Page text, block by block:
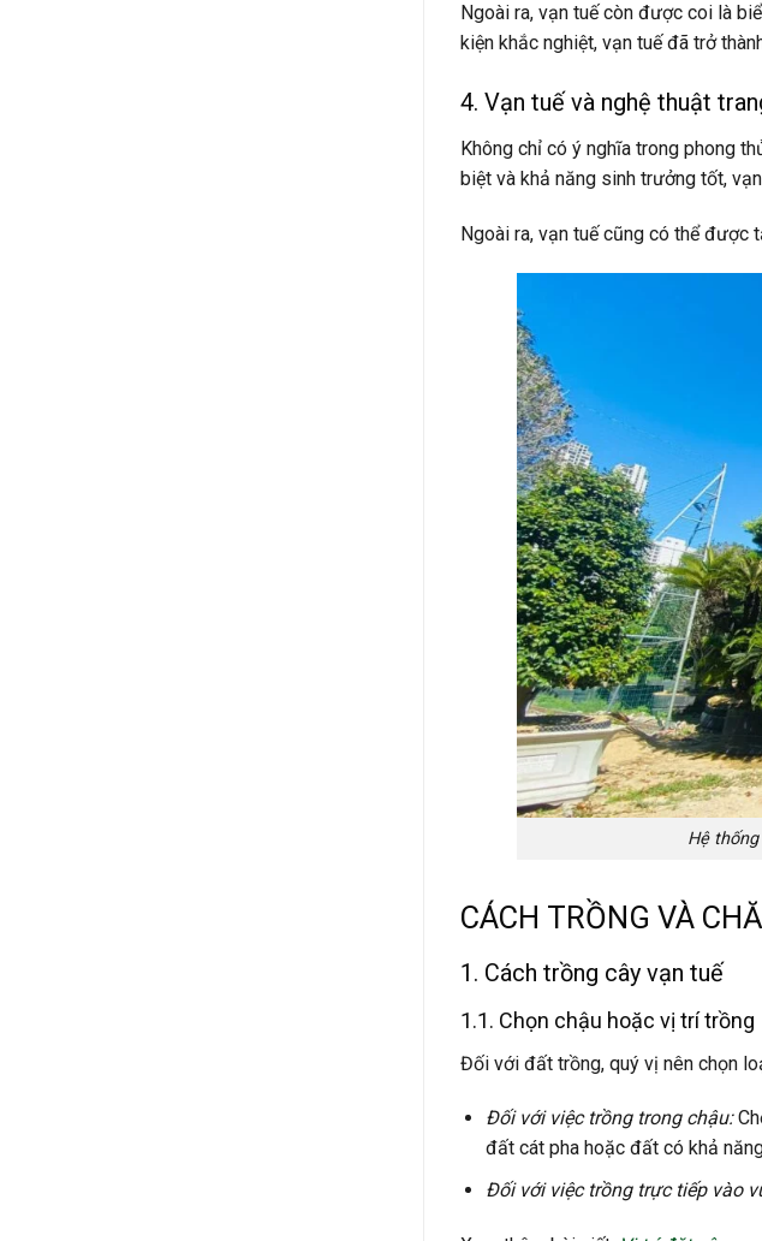
Ngoài ra, vạn tuế còn được coi là
kiện khắc nghiệt, vạn tuế đã trở
4. Vạn tuế và nghệ thuật
Không chỉ có ý nghĩa trong phong
biệt và khả năng sinh trưởng tốt,
Ngoài ra, vạn tuế cũng có thể được
Hệ
CÁCH TRỒNG VÀ
1. Cách trồng cây vạn tuế
1.1. Chọn chậu hoặc vị trí trồng
Đối với đất trồng, quý vị nên chọn
Đối với việc trồng trong chậu:
đất cát pha hoặc đất có khả
Đối với việc trồng trực tiếp vào